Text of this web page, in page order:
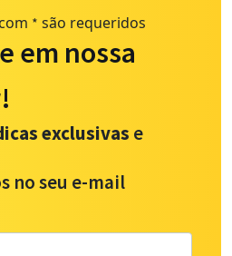
* são requeridos
em nossa
exclusivas e
no seu e-mail